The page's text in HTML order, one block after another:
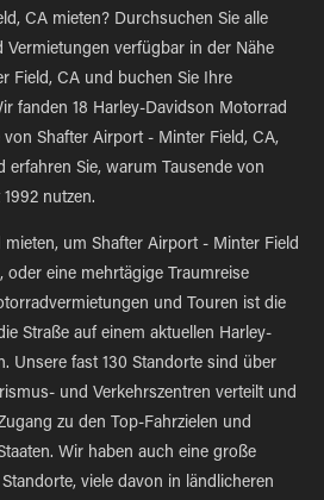
CA mieten? Durchsuchen Sie alle
Vermietungen verfügbar in der Nähe
Field, CA und buchen Sie Ihre
fanden 18 Harley-Davidson Motorrad
Shafter Airport - Minter Field, CA,
erfahren Sie, warum Tausende von
nutzen.
mieten, um Shafter Airport - Minter Field
oder eine mehrtägige Traumreise
und Touren ist die
Straße auf einem aktuellen Harley-
Unsere fast 130 Standorte sind über
und Verkehrszentren verteilt und
zu den Top-Fahrzielen und
Wir haben auch eine große
viele davon in ländlicheren